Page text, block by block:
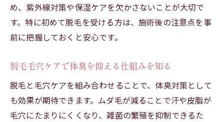
岡崎で清潔感を高める脱毛の魅力を紹介
岡崎メンズ脱毛で快適な毎日を実現する方
法
め、紫外線対策や保湿ケアを欠かさないことが大切で
す。特に初めて脱毛を受ける方は、施術後の注意点を事
前に把握しておくと安心です。
脱毛毛穴ケアで体臭を抑える仕組みを知る
脱毛と毛穴ケアを組み合わせることで、体臭対策として
も効果が期待できます。ムダ毛が減ることで汗や皮脂が
毛穴にたまりにくくなり、雑菌の繁殖を抑制できるた